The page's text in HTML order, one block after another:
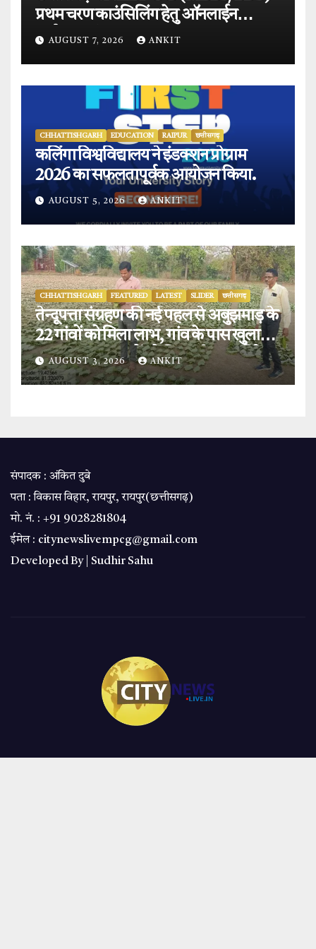
प्रथम चरण काउंसिलिंग हेतु ऑनलाईन
आवेदन प्रारंभ.
AUGUST 7, 2026 ANKIT
CHHATTISHGARH EDUCATION RAIPUR छत्तीसगढ़
कलिंगा विश्वविद्यालय ने इंडक्शन प्रोग्राम
2026 का सफलतापूर्वक आयोजन किया.
AUGUST 5, 2026 ANKIT
CHHATTISHGARH FEATURED LATEST SLIDER छत्तीसगढ़
तेन्दूपत्ता संग्रहण की नई पहल से अबुझमाड़ के
22 गांवों को मिला लाभ, गांव के पास खुला
फड़, 365 संग्राहकों को मिला सीधा आर्थिक
लाभ.
AUGUST 3, 2026 ANKIT
संपादक : अंकित दुबे
पता : विकास विहार, रायपुर, रायपुर(छत्तीसगढ़)
मो. नं. : +91 9028281804
ईमेल : citynewslivempcg@gmail.com
Developed By | Sudhir Sahu